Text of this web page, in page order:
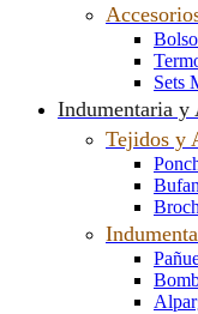
Sets
Indumentaria y
Tejidos y